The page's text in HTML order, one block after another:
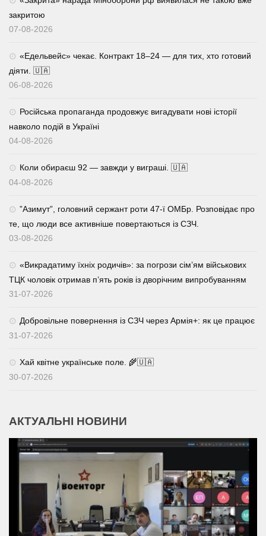
закритою
07-08-2026
«Едельвейс» чекає. Контракт 18–24 — для тих, хто готовий
діяти. 🇺🇦
06-08-2026
Російська пропаганда продовжує вигадувати нові історії
навколо подій в Україні
04-08-2026
Коли обираєш 92 — завжди у виграші. 🇺🇦
04-08-2026
⁨”Азимут”, головний сержант роти 47-ї ОМБр. Розповідає про
те, що люди все активніше повертаються із СЗЧ.
03-08-2026
«Викрадатиму їхніх родичів»: за погрози сім’ям військових
ТЦК чоловік отримав п’ять років із дворічним випробуванням
31-07-2026
Добровільне повернення із СЗЧ через Армія+: як це працює
31-07-2026
Хай квітне українське поле. 🌾🇺🇦
30-07-2026
АКТУАЛЬНІ НОВИНИ